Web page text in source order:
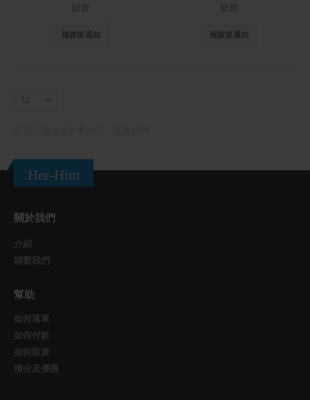
缺貨
補貨後通知
缺貨
補貨後通知
Her-Him
關於我們
介紹
聯繫我們
幫助
如何落單
如何付款
如何取貨
積分及優惠